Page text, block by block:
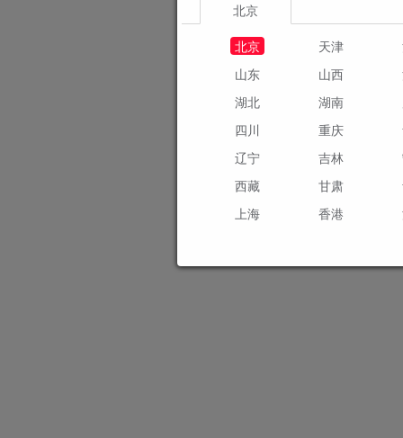
北京
北京
天津
山东
山西
湖北
湖南
四川
重庆
辽宁
吉林
西藏
甘肃
上海
香港